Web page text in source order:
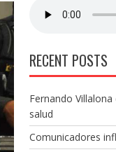
RECENT POSTS
Fernando
salud
Comunicadores